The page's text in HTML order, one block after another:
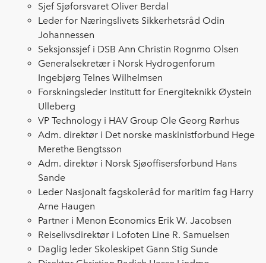
Sjef Sjøforsvaret Oliver Berdal
Leder for Næringslivets Sikkerhetsråd Odin
Johannessen
Seksjonssjef i DSB Ann Christin Rognmo Olsen
Generalsekretær i Norsk Hydrogenforum
Ingebjørg Telnes Wilhelmsen
Forskningsleder Institutt for Energiteknikk Øystein
Ulleberg
VP Technology i HAV Group Ole Georg Rørhus
Adm. direktør i Det norske maskinistforbund Hege
Merethe Bengtsson
Adm. direktør i Norsk Sjøoffisersforbund Hans
Sande
Leder Nasjonalt fagskoleråd for maritim fag Harry
Arne Haugen
Partner i Menon Economics Erik W. Jacobsen
Reiselivsdirektør i Lofoten Line R. Samuelsen
Daglig leder Skoleskipet Gann Stig Sunde